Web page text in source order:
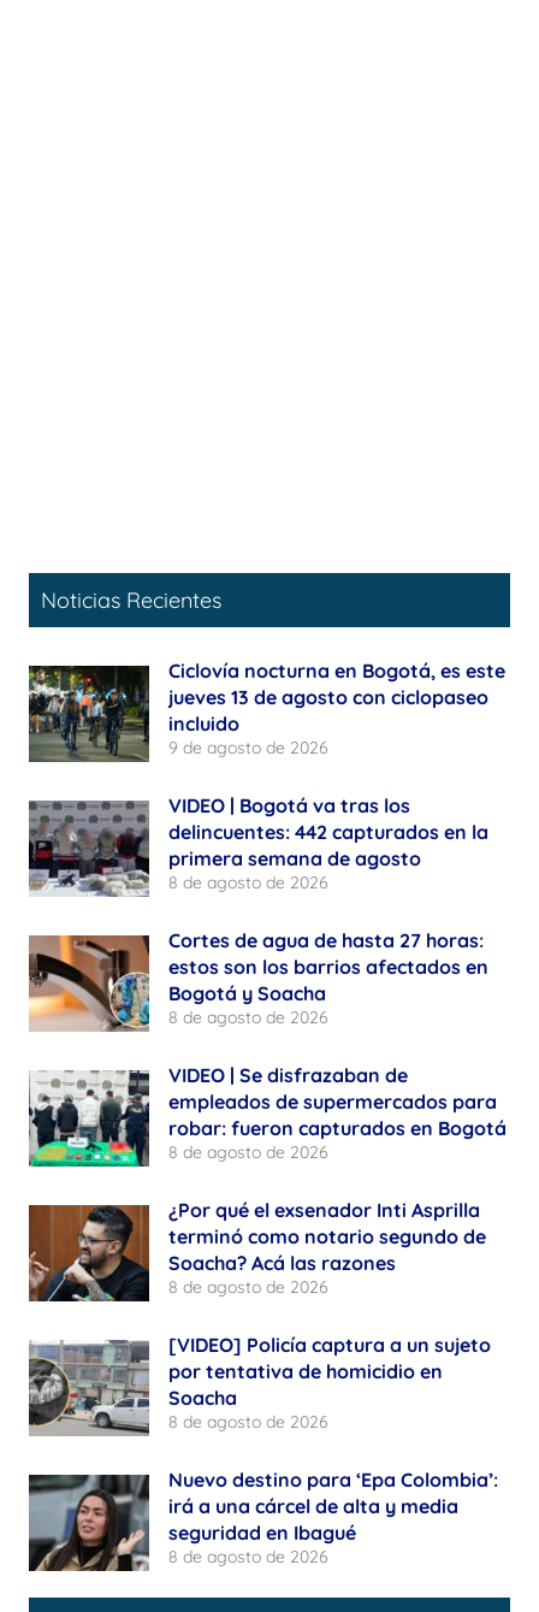
Noticias Recientes
Ciclovía nocturna en Bogotá, es este
jueves 13 de agosto con ciclopaseo
incluido
9 de agosto de 2026
VIDEO | Bogotá va tras los
delincuentes: 442 capturados en la
primera semana de agosto
8 de agosto de 2026
Cortes de agua de hasta 27 horas:
estos son los barrios afectados en
Bogotá y Soacha
8 de agosto de 2026
VIDEO | Se disfrazaban de
empleados de supermercados para
robar: fueron capturados en Bogotá
8 de agosto de 2026
¿Por qué el exsenador Inti Asprilla
terminó como notario segundo de
Soacha? Acá las razones
8 de agosto de 2026
[VIDEO] Policía captura a un sujeto
por tentativa de homicidio en
Soacha
8 de agosto de 2026
Nuevo destino para ‘Epa Colombia’:
irá a una cárcel de alta y media
seguridad en Ibagué
8 de agosto de 2026